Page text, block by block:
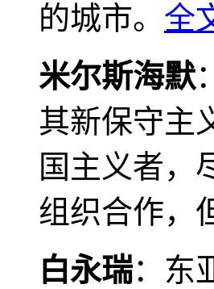
的城市。 全
米尔斯海默
其新保守主
国主义者，
组织合作，
白永瑞：东